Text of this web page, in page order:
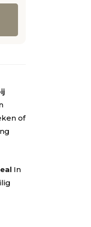
of
In